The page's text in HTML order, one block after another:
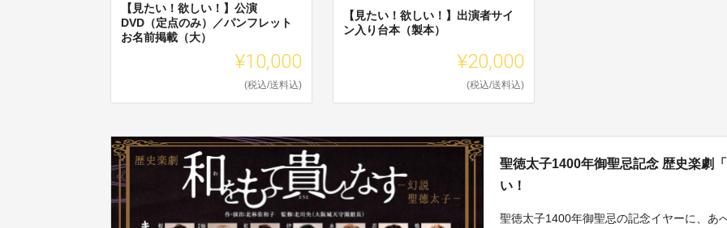
【見たい！欲しい！】公演
DVD（定点のみ）／パンフレット
お名前掲載（大）
¥10,000
(税込/送料込)
【見たい！欲しい！】出演者サイ
ン入り台本（製本）
¥20,000
(税込/送料込)
聖徳太子1400年御聖忌記念 歴史楽劇
い！
聖徳太子1400年御聖忌の記念イヤーに、あ